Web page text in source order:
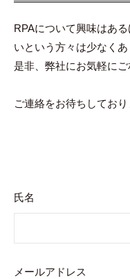
RPAについて興味はあ
いという方々は少なくあ
是非、弊社にお気軽にご
ご連絡をお待ちしており
氏名
メールアドレス